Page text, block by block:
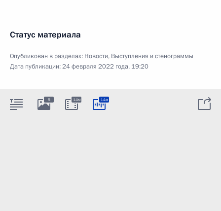
Статус материала
Опубликован в разделах: Новости, Выступления и стенограммы
Дата публикации:24 февраля 2022 года, 19:20
5 14м 14м